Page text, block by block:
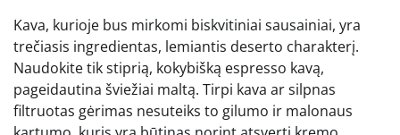
Kava, kurioje bus mirkomi biskvitiniai sausainiai, yra
trečiasis ingredientas, lemiantis deserto charakterį.
Naudokite tik stiprią, kokybišką espresso kavą,
pageidautina šviežiai maltą. Tirpi kava ar silpnas
filtruotas gėrimas nesuteiks to gilumo ir malonaus